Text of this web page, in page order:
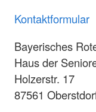
Kontaktformular
Bayerisches
Haus der
Holzerstr. 17
87561